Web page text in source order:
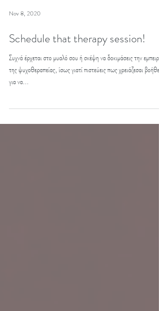
Nov 8, 2020
Schedule that therapy session!
Συχνά έρχεται στο μυαλό σου ή σκέψη να δοκιμάσεις την εμπειρία
για να...